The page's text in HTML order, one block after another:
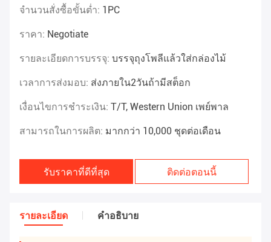
จำนวนสั่งซื้อขั้นต่ำ: 1PC
ราคา: Negotiate
รายละเอียดการบรรจุ: บรรจุถุงโพลีแล้วใส่กล่องไม้
เวลาการส่งมอบ: ส่งภายใน2วันถ้ามีสต็อก
เงื่อนไขการชำระเงิน: T/T, Western Union เพย์พาล
สามารถในการผลิต: มากกว่า 10,000 ชุดต่อเดือน
รับราคาที่ดีที่สุด ติดต่อตอนนี้
รายละเอียด คําอธิบาย